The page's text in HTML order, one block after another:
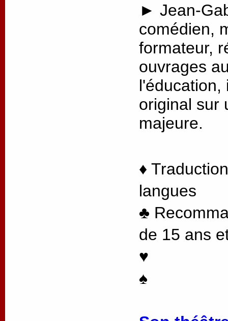
► Jean-
comédien,
formateur,
ouvrages
l'éducation,
original sur
majeure.
♦
langues
♣
de 15 ans
♥
♠